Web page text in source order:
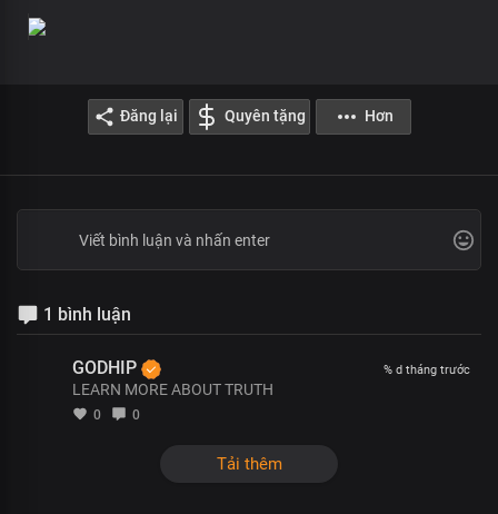
Đăng lại Quyên tặng Hơn
1 bình luận
GODHIP
LEARN MORE ABOUT TRUTH
0 0
% d tháng trước
Tải thêm